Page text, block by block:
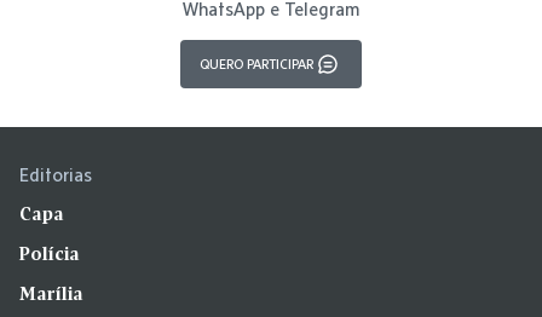
WhatsApp e Telegram
QUERO PARTICIPAR
Editorias
Capa
Polícia
Marília